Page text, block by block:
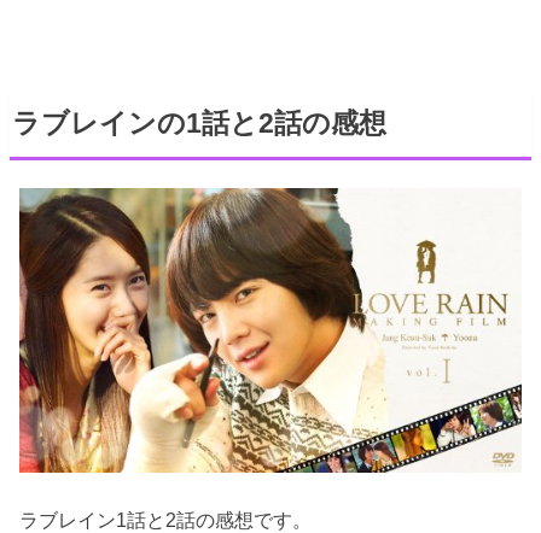
ラブレインの1話と2話の感想
ラブレイン1話と2話の感想です。